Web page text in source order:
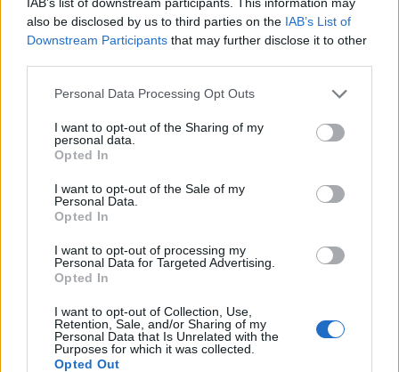
also be disclosed by us to third parties on the IAB’s List of
Downstream Participants that may further disclose it to other
Personal Data Processing Opt Outs
I want to opt-out of the Sharing of my
personal data.
Opted In
I want to opt-out of the Sale of my
Personal Data.
Opted In
I want to opt-out of processing my
Personal Data for Targeted Advertising.
Opted In
I want to opt-out of Collection, Use,
Retention, Sale, and/or Sharing of my
Personal Data that Is Unrelated with the
Purposes for which it was collected.
Opted Out